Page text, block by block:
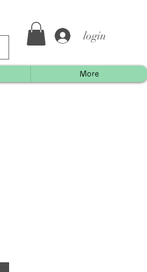
login
More